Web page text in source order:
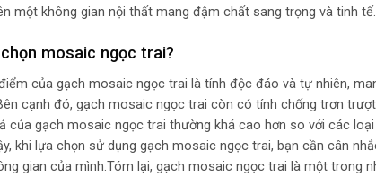
một không gian nội thất mang đậm chất sang trọng và tinh tế.
mosaic ngọc trai?
của gạch mosaic ngọc trai là tính độc đáo và tự nhiên,
cạnh đó, gạch mosaic ngọc trai còn có tính chống trơn
của gạch mosaic ngọc trai thường khá cao hơn so với các
khi lựa chọn sử dụng gạch mosaic ngọc trai, bạn cần cân
gian của mình.Tóm lại, gạch mosaic ngọc trai là một trong